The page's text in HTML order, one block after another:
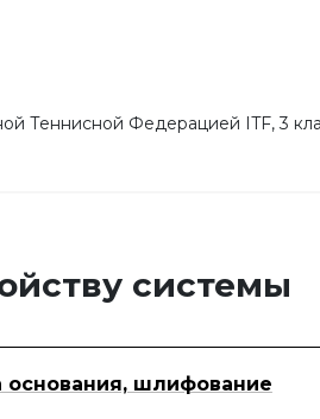
Теннисной Федерацией ITF, 3
системы
основания, шлифование